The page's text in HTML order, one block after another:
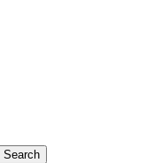
Search